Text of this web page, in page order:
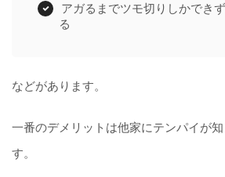
アガるまでツモ切りしかでき
る
などがあります。
一番のデメリットは他家にテンパイが
す。